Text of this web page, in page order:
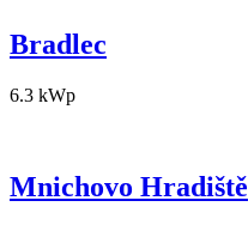
Bradlec
6.3 kWp
Mnichovo Hradiště